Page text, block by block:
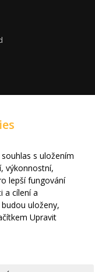
s uložením
výkonnostní,
lepší fungování
a cílení a
uloženy,
Upravit